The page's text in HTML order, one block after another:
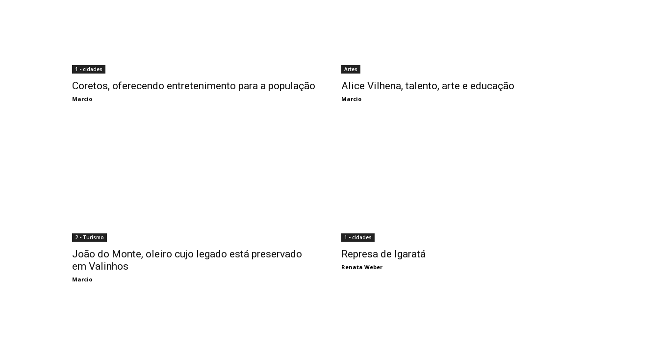
1 - cidades
Coretos, oferecendo entretenimento para a população
Marcio
Artes
Alice Vilhena, talento, arte e educação
Marcio
2 - Turismo
João do Monte, oleiro cujo legado está preservado
em Valinhos
Marcio
1 - cidades
Represa de Igaratá
Renata Weber